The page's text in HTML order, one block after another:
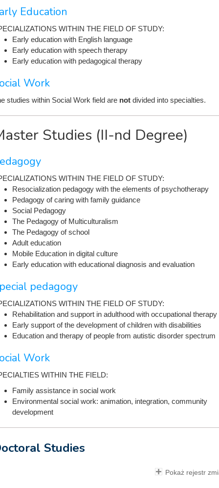
Education
WITHIN THE FIELD OF STUDY:
Early education with English language
Early education with speech therapy
Early education with pedagogical therapy
Work
studies within Social Work field are not divided into specialties.
Studies (II-nd Degree)
WITHIN THE FIELD OF STUDY:
Resocialization pedagogy with the elements of psychotherapy
Pedagogy of caring with family guidance
Social Pedagogy
The Pedagogy of Multiculturalism
The Pedagogy of school
Adult education
Mobile Education in digital culture
Early education with educational diagnosis and evaluation
pedagogy
WITHIN THE FIELD OF STUDY:
Rehabilitation and support in adulthood with occupational therapy
Early support of the development of children with disabilities
Education and therapy of people from autistic disorder spectrum
Work
WITHIN THE FIELD:
Family assistance in social work
Environmental social work: animation, integration, community
development
Studies
Pokaż rejestr